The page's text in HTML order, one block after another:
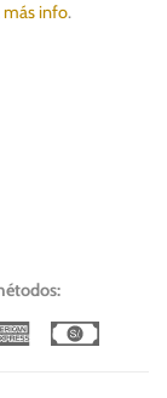
más info.
American